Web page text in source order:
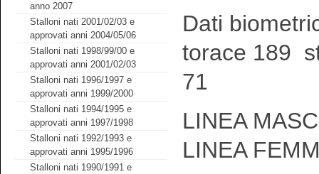
anno 2007
Stalloni nati 2001/02/03 e
approvati anni 2004/05/06
Stalloni nati 1998/99/00 e
approvati anni 2001/02/03
Stalloni nati 1996/1997 e
approvati anni 1999/2000
Stalloni nati 1994/1995 e
approvati anni 1997/1998
Stalloni nati 1992/1993 e
approvati anni 1995/1996
Stalloni nati 1990/1991 e
Dati
torace 189
71
LINEA
LINEA